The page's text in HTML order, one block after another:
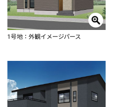
1号地：外観イメージパース